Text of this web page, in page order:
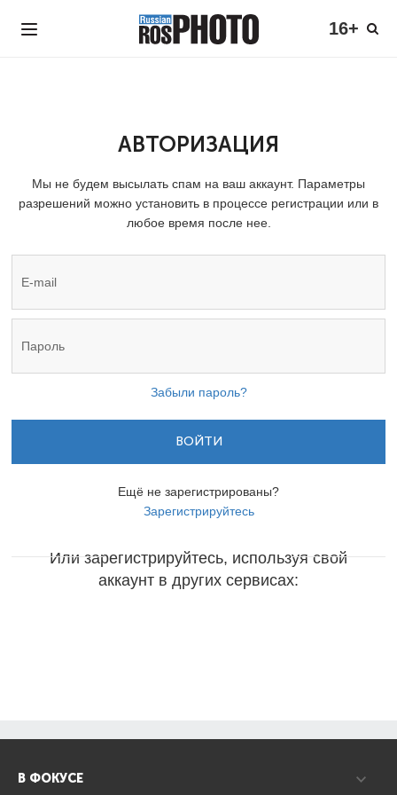
16+
АВТОРИЗАЦИЯ
Мы не будем высылать спам на ваш аккаунт. Параметры
разрешений можно установить в процессе регистрации или в
любое время после нее.
Забыли пароль?
ВОЙТИ
Ещё не зарегистрированы?
Зарегистрируйтесь
Или зарегистрируйтесь, используя свой
аккаунт в других сервисах:
В ФОКУСЕ